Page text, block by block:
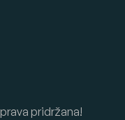
pridržana!